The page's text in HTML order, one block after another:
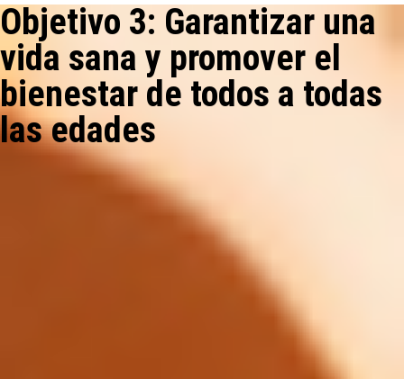
Objetivo 3: Garantizar una
vida sana y promover el
bienestar de todos a todas
las edades